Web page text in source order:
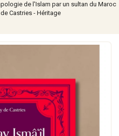
de l'Islam par un sultan du Maroc
Castries - Héritage